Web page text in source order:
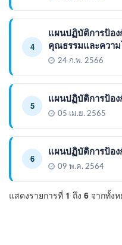
4
แผนปฏิบัติการป้อง
คุณธรรมและความ
24 ก.พ. 2566
5
แผนปฏิบัติการป้อง
05 เม.ย. 2565
6
แผนปฏิบัติการป้อง
09 พ.ค. 2564
แสดงรายการที่ 1 ถึง 6 จากทั้ง